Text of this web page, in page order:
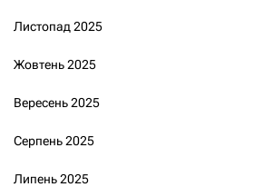
Листопад 2025
Жовтень 2025
Вересень 2025
Серпень 2025
Липень 2025